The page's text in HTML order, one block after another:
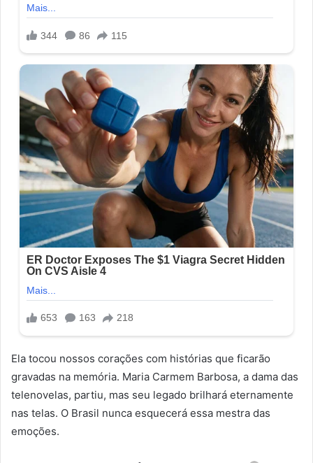
Ela tocou nossos corações com histórias que ficarão
gravadas na memória. Maria Carmem Barbosa, a dama das
telenovelas, partiu, mas seu legado brilhará eternamente
nas telas. O Brasil nunca esquecerá essa mestra das
emoções.